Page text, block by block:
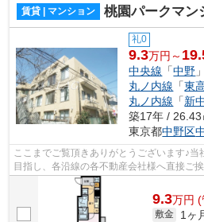
賃貸 | マンション 桃園パークマン
礼0
9.3万円～
中央線 「中野
丸ノ内線 「東
丸ノ内線 「新
築17年 / 26.43
東京都中野区
ここまでご覧頂きありがとうございます♪
目指し、各沿線の各不動産会社様へ直接ご
様へ提供しております！最新の情報は...
9.3万円 (
敷金 1ヶ